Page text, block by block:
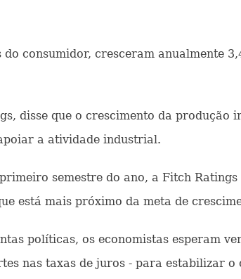
consumidor, cresceram anualmente
disse que o crescimento da produção
a atividade industrial.
semestre do ano, a Fitch
está mais próximo da meta de
políticas, os economistas esperam
nas taxas de juros - para estabilizar